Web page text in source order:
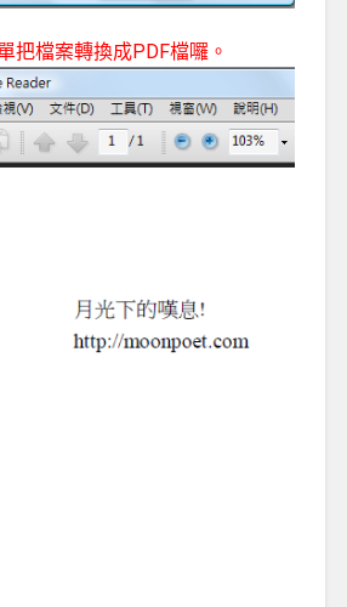
把檔案轉換成PDF檔囉。